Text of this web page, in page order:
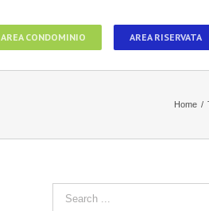
AREA CONDOMINIO AREA RISERVATA
Home /